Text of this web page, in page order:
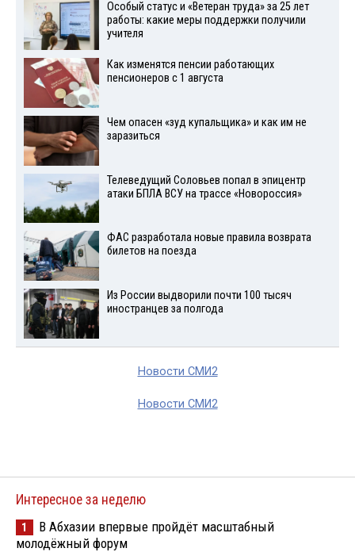
Особый статус и «Ветеран труда» за 25 лет
работы: какие меры поддержки получили
учителя
Как изменятся пенсии работающих
пенсионеров с 1 августа
Чем опасен «зуд купальщика» и как им не
заразиться
Телеведущий Соловьев попал в эпицентр
атаки БПЛА ВСУ на трассе «Новороссия»
ФАС разработала новые правила возврата
билетов на поезда
Из России выдворили почти 100 тысяч
иностранцев за полгода
Новости СМИ2
Новости СМИ2
Интересное за неделю
1
В Абхазии впервые пройдёт масштабный
молодёжный форум